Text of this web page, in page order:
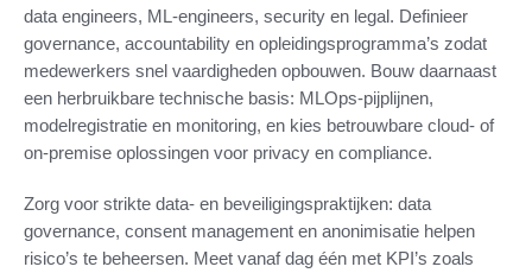
data engineers, ML-engineers, security en legal. Definieer
governance, accountability en opleidingsprogramma’s zodat
medewerkers snel vaardigheden opbouwen. Bouw daarnaast
een herbruikbare technische basis: MLOps-pijplijnen,
modelregistratie en monitoring, en kies betrouwbare cloud- of
on-premise oplossingen voor privacy en compliance.
Zorg voor strikte data- en beveiligingspraktijken: data
governance, consent management en anonimisatie helpen
risico’s te beheersen. Meet vanaf dag één met KPI’s zoals